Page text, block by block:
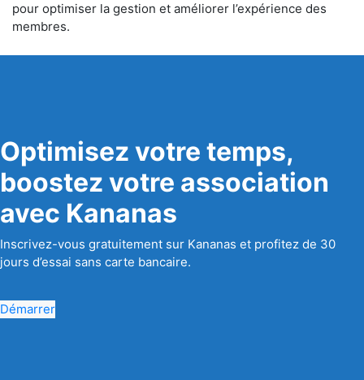
pour optimiser la gestion et améliorer l’expérience des
membres.
Optimisez votre temps,
boostez votre association
avec Kananas
Inscrivez-vous gratuitement sur Kananas et profitez de 30
jours d’essai sans carte bancaire.
Démarrer